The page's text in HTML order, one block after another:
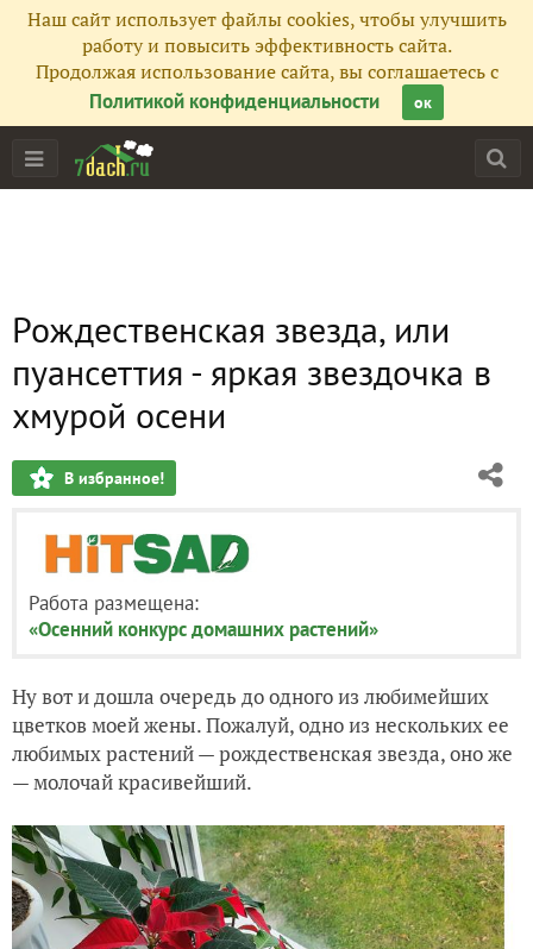
Наш сайт использует файлы cookies, чтобы улучшить
работу и повысить эффективность сайта.
Продолжая использование сайта, вы соглашаетесь с
Политикой конфиденциальности
ок
Рождественская звезда, или
пуансеттия - яркая звездочка в
хмурой осени
В избранное!
Работа размещена:
«Осенний конкурс домашних растений»
Ну вот и дошла очередь до одного из любимейших
цветков моей жены. Пожалуй, одно из нескольких ее
любимых растений — рождественская звезда, оно же
— молочай красивейший.